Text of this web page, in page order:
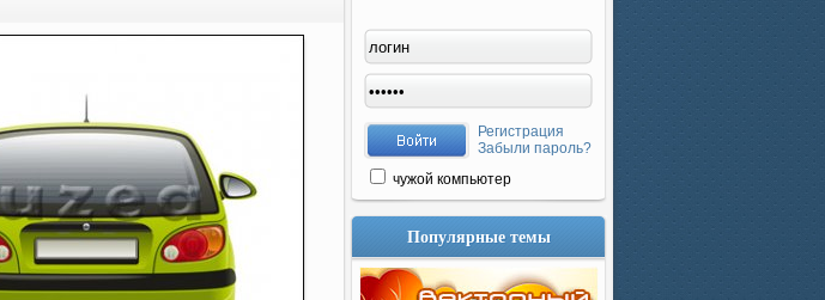
Регистрация
Забыли пароль?
чужой компьютер
Популярные темы